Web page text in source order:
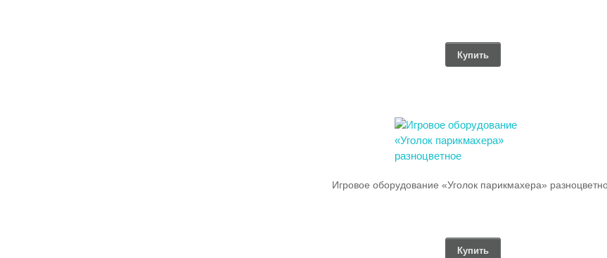
Купить
Игровое оборудование «Уголок парикмахера»
Купить